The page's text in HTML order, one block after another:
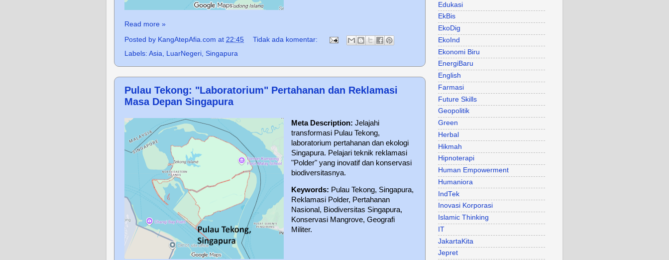
Read more »
Posted by KangAtepAfia.com at 22:45
Tidak ada komentar:
Labels: Asia, LuarNegeri, Singapura
Pulau Tekong: "Laboratorium" Pertahanan dan Reklamasi
Masa Depan Singapura
Meta Description: Jelajahi
transformasi Pulau Tekong,
laboratorium pertahanan dan ekologi
Singapura. Pelajari teknik reklamasi
"Polder" yang inovatif dan konservasi
biodiversitasnya.
Keywords: Pulau Tekong, Singapura,
Reklamasi Polder, Pertahanan
Nasional, Biodiversitas Singapura,
Konservasi Mangrove, Geografi
Militer.
Edukasi
EkBis
EkoDig
EkoInd
Ekonomi Biru
EnergiBaru
English
Farmasi
Future Skills
Geopolitik
Green
Herbal
Hikmah
Hipnoterapi
Human Empowerment
Humaniora
IndTek
Inovasi Korporasi
Islamic Thinking
IT
JakartaKita
Jepret